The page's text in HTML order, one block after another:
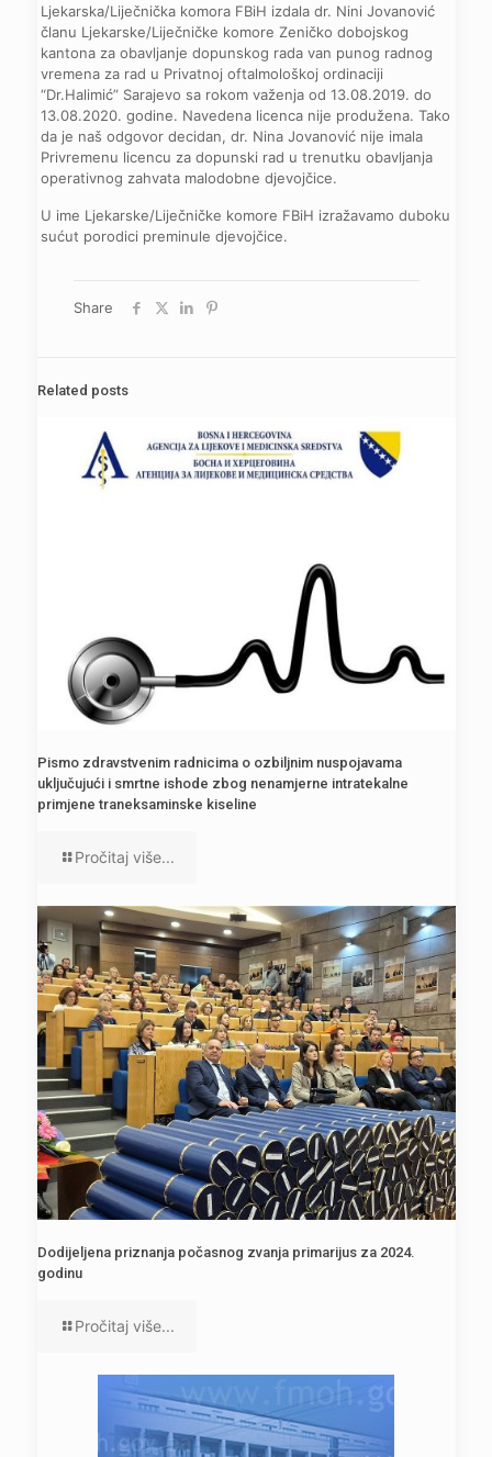
Ljekarska/Liječnička komora FBiH izdala dr. Nini Jovanović
članu Ljekarske/Liječničke komore Zeničko dobojskog
kantona za obavljanje dopunskog rada van punog radnog
vremena za rad u Privatnoj oftalmološkoj ordinaciji
“Dr.Halimić” Sarajevo sa rokom važenja od 13.08.2019. do
13.08.2020. godine. Navedena licenca nije produžena. Tako
da je naš odgovor decidan, dr. Nina Jovanović nije imala
Privremenu licencu za dopunski rad u trenutku obavljanja
operativnog zahvata malodobne djevojčice.
U ime Ljekarske/Liječničke komore FBiH izražavamo duboku
sućut porodici preminule djevojčice.
Share
Related posts
Pismo zdravstvenim radnicima o ozbiljnim nuspojavama
uključujući i smrtne ishode zbog nenamjerne intratekalne
primjene traneksaminske kiseline
Pročitaj više...
Dodijeljena priznanja počasnog zvanja primarijus za 2024.
godinu
Pročitaj više...